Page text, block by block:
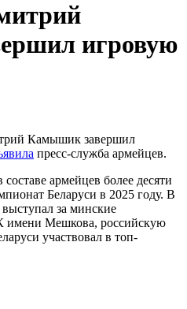
игровую
Камышик завершил
пресс-служба армейцев.
армейцев более десяти
Беларуси в 2025 году. В
за минские
имени Мешкова, российскую
участвовал в топ-